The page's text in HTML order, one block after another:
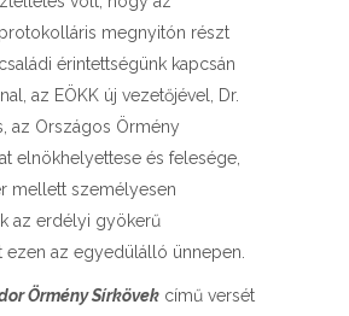
megnyitón részt
érintettségünk kapcsán
az EÖKK új vezetőjével, Dr.
az Országos Örmény
elnökhelyettese és felesége,
mellett személyesen
az erdélyi gyökerű
ezen az egyedülálló ünnepen.
Örmény Sírkövek című versét